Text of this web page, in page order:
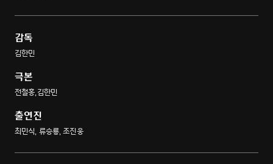
감독
김한민
극본
전철홍,김한민
출연진
최민식, 류승룡, 조진웅